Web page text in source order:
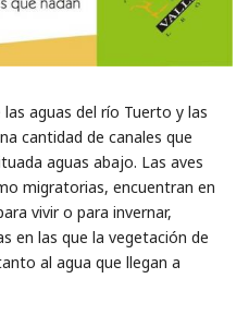
aguas del río Tuerto y las
cantidad de canales que
aguas abajo. Las aves
migratorias, encuentran en
vivir o para invernar,
en las que la vegetación de
al agua que llegan a